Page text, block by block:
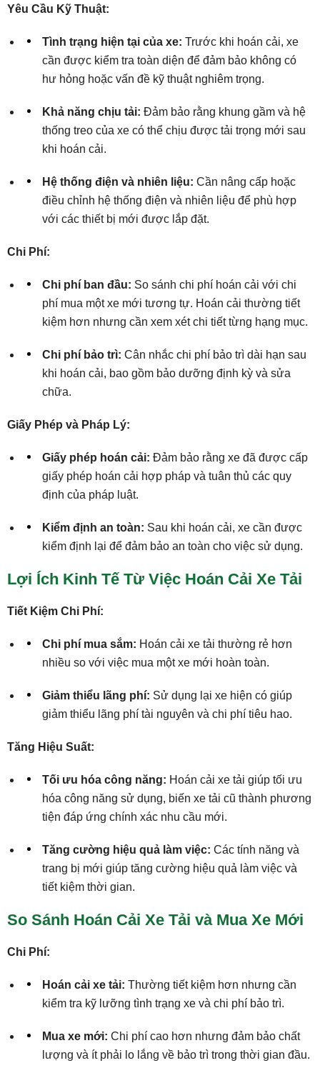
Yêu Cầu Kỹ Thuật:
Tình trạng hiện tại của xe: Trước khi hoán cải, xe
cần được kiểm tra toàn diện để đảm bảo không có
hư hỏng hoặc vấn đề kỹ thuật nghiêm trọng.
Khả năng chịu tải: Đảm bảo rằng khung gầm và hệ
thống treo của xe có thể chịu được tải trọng mới sau
khi hoán cải.
Hệ thống điện và nhiên liệu: Cần nâng cấp hoặc
điều chỉnh hệ thống điện và nhiên liệu để phù hợp
với các thiết bị mới được lắp đặt.
Chi Phí:
Chi phí ban đầu: So sánh chi phí hoán cải với chi
phí mua một xe mới tương tự. Hoán cải thường tiết
kiệm hơn nhưng cần xem xét chi tiết từng hạng mục.
Chi phí bảo trì: Cân nhắc chi phí bảo trì dài hạn sau
khi hoán cải, bao gồm bảo dưỡng định kỳ và sửa
chữa.
Giấy Phép và Pháp Lý:
Giấy phép hoán cải: Đảm bảo rằng xe đã được cấp
giấy phép hoán cải hợp pháp và tuân thủ các quy
định của pháp luật.
Kiểm định an toàn: Sau khi hoán cải, xe cần được
kiểm định lại để đảm bảo an toàn cho việc sử dụng.
Lợi Ích Kinh Tế Từ Việc Hoán Cải Xe Tải
Tiết Kiệm Chi Phí:
Chi phí mua sắm: Hoán cải xe tải thường rẻ hơn
nhiều so với việc mua một xe mới hoàn toàn.
Giảm thiểu lãng phí: Sử dụng lại xe hiện có giúp
giảm thiểu lãng phí tài nguyên và chi phí tiêu hao.
Tăng Hiệu Suất:
Tối ưu hóa công năng: Hoán cải xe tải giúp tối ưu
hóa công năng sử dụng, biến xe tải cũ thành phương
tiện đáp ứng chính xác nhu cầu mới.
Tăng cường hiệu quả làm việc: Các tính năng và
trang bị mới giúp tăng cường hiệu quả làm việc và
tiết kiệm thời gian.
So Sánh Hoán Cải Xe Tải và Mua Xe Mới
Chi Phí:
Hoán cải xe tải: Thường tiết kiệm hơn nhưng cần
kiểm tra kỹ lưỡng tình trạng xe và chi phí bảo trì.
Mua xe mới: Chi phí cao hơn nhưng đảm bảo chất
lượng và ít phải lo lắng về bảo trì trong thời gian đầu.